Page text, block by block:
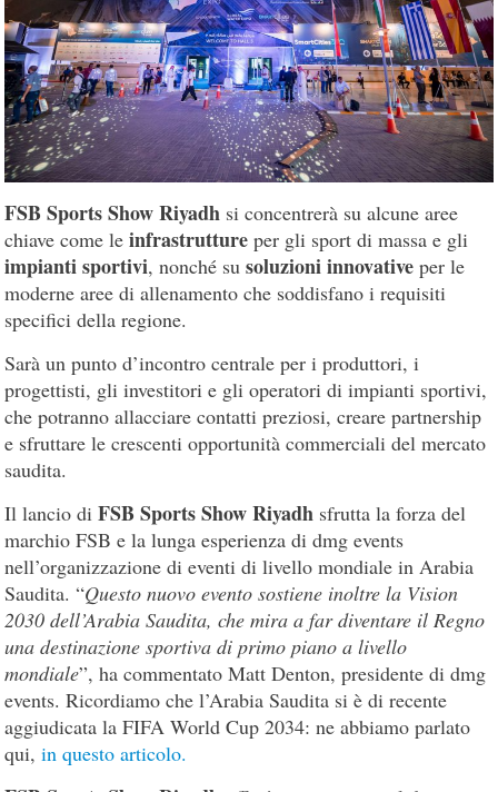
FSB Sports Show Riyadh si concentrerà su alcune aree
chiave come leinfrastrutture per gli sport di massa e gli
impianti sportivi, nonché susoluzioni innovative per le
moderne aree di allenamento che soddisfano i requisiti
specifici della regione.
Sarà un punto d’incontro centrale per i produttori, i
progettisti, gli investitori e gli operatori di impianti sportivi,
che potranno allacciare contatti preziosi, creare partnership
e sfruttare le crescenti opportunità commerciali del mercato
saudita.
Il lancio diFSB Sports Show Riyadh sfrutta la forza del
marchio FSB e la lunga esperienza di dmg events
nell’organizzazione di eventi di livello mondiale in Arabia
Saudita. “Questo nuovo evento sostiene inoltre la Vision
2030 dell’Arabia Saudita, che mira a far diventare il Regno
una destinazione sportiva di primo piano a livello
mondiale”, ha commentato Matt Denton, presidente di dmg
events. Ricordiamo che l’Arabia Saudita si è di recente
aggiudicata la FIFA World Cup 2034: ne abbiamo parlato
qui,in questo articolo.